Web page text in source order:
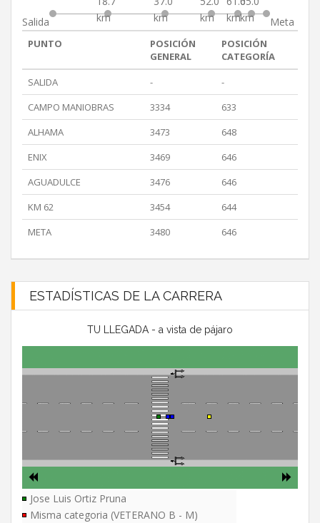
Salida
km
km
km
kmkm
Meta
PUNTO
POSICIÓN
GENERAL
POSICIÓN
CATEGORÍA
SALIDA
-
-
CAMPO MANIOBRAS
3334
633
ALHAMA
3473
648
ENIX
3469
646
AGUADULCE
3476
646
KM 62
3454
644
META
3480 646
ESTADÍSTICAS DE LA CARRERA
TU LLEGADA - a vista de pájaro
Jose Luis Ortiz Pruna
Misma categoria (VETERANO B - M)